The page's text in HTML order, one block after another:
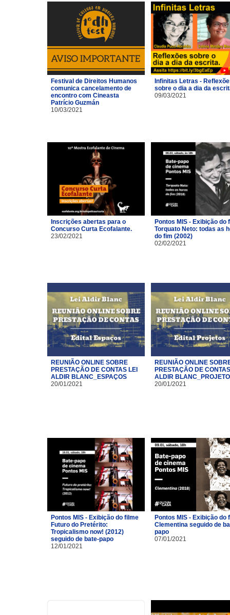
Festival de Direitos Humanos
comunica cancelamento de
encontro com Cineasta
Patrício Guzmán
10/03/2021
Infinitas Letras -
sobre o dia a dia da
09/03/2021
Inscrições abertas para o
Concurso Curta Ecofalante.
23/02/2021
Pontos MIS - Exibição do
Torquato Neto: todas as
do fim (2002)
02/02/2021
REUNIÃO ONLINE SOBRE
PRESTAÇÃO DE CONTAS LEI
ALDIR BLANC_ESPAÇOS
20/01/2021
REUNIÃO ONLINE
PRESTAÇÃO DE
ALDIR
20/01/2021
Pontos MIS - Exibição do filme
Futuro do Pretérito:
Tropicalismo now! (2012)
seguido de bate-papo
12/01/2021
Pontos MIS - Exibição do
Clementina seguido de
papo
07/01/2021